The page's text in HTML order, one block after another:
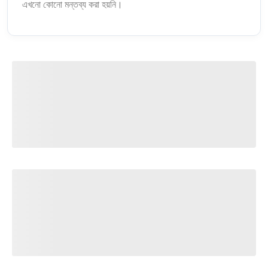
এখনো কোনো মন্তব্য করা হয়নি।